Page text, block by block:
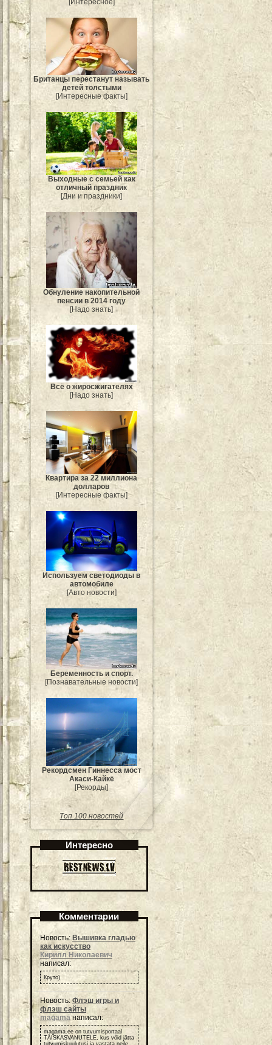
[Интересное]
Британцы перестанут называть
детей толстыми
[Интересные факты]
Выходные с семьей как
отличный праздник
[Дни и праздники]
Обнуление накопительной
пенсии в 2014 году
[Надо знать]
Всё о жиросжигателях
[Надо знать]
Квартира за 22 миллиона
долларов
[Интересные факты]
Используем светодиоды в
автомобиле
[Авто новости]
Беременность и спорт.
[Познавательные новости]
Рекордсмен Гиннесса мост
Акаси-Кайкё
[Рекорды]
Топ 100 новостей
Интересно
Комментарии
Новость: Вышивка гладью
как искусство
Кирилл Николаевич
написал:
Круто)
Новость:Флэш игры и
флэш сайты
magamaнаписал:
magama.ee on tutvumisportaal
TÄISKASVANUTELE, kus võid jätta